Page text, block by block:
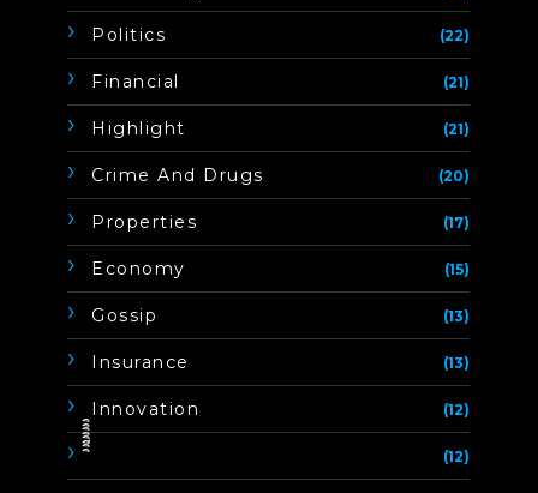
Politics (22)
Financial (21)
Highlight (21)
Crime And Drugs (20)
Properties (17)
Economy (15)
Gossip (13)
Insurance (13)
Innovation (12)
(12)